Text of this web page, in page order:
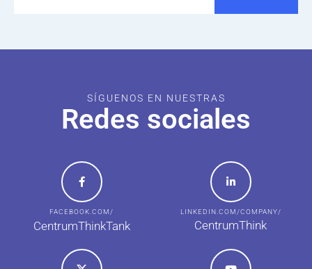
SÍGUENOS EN NUESTRAS
Redes sociales
FACEBOOK.COM/
CentrumThinkTank
LINKEDIN.COM/COMPANY/
CentrumThink